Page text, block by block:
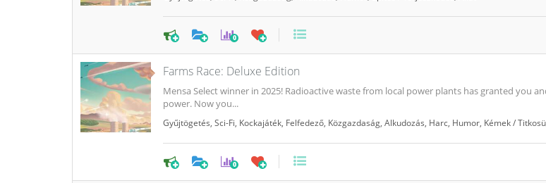
0
Farms Race: Deluxe Edition
Mensa Select winner in 2025! Radioactive waste from local power plants has granted you
power. Now you...
Gyűjtögetés Sci-Fi Kockajáték Felfedező Közgazdaság Alkudozás Harc Humor Kémek /
0